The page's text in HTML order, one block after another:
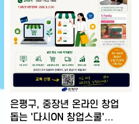
은평구, 중장년 온라인 창업
돕는 '다시ON 창업스쿨'…